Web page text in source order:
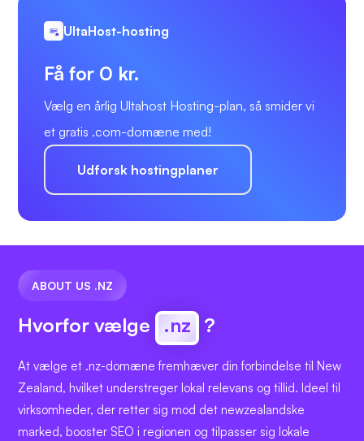
UltaHost-hosting
Få for 0 kr.
Vælg en årlig Ultahost Hosting-plan, så smider vi
et gratis .com-domæne med!
Udforsk hostingplaner
ABOUT US .NZ
Hvorfor vælge .nz ?
At vælge et .nz-domæne fremhæver din forbindelse til New
Zealand, hvilket understreger lokal relevans og tillid. Ideel til
virksomheder, der retter sig mod det newzealandske
marked, booster SEO i regionen og tilpasser sig lokale